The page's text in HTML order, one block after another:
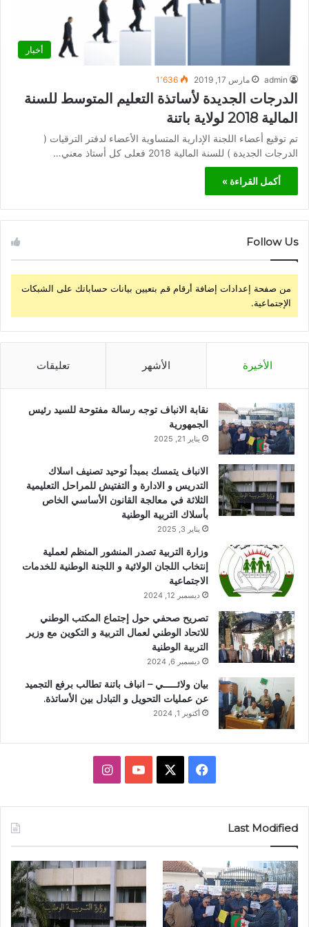
أخبار
admin مارس 17, 2019 1٬636
الدرجات الجديدة لأساتذة التعليم المتوسط للسنة
المالية 2018 لولاية باتنة
تم توقيع أعضاء اللجنة الإدارية المتساوية الأعضاء لدفتر الترقيات (
الدرجات الجديدة ) للسنة المالية 2018 فعلى كل أستاذ معني…
أكمل القراءة »
Follow Us
من صفحة إعدادات إضافة أرقام قم بتعيين بيانات حساباتك على الشبكات
الإجتماعية.
الأخيرة الأشهر تعليقات
نقابة الانباف توجه رسالة مفتوحة للسيد رئيس
الجمهورية
يناير 21, 2025
الانباف يتمسك بمبدأ توحيد تصنيف اسلاك
التدريس و الادارة و التفتيش للمراحل التعليمية
الثلاثة في معالجة القانون الأساسي الخاص
بأسلاك التربية الوطنية
يناير 3, 2025
وزارة التربية تصدر المنشور المنظم لعملية
إنتخاب اللجان الولائية و اللجنة الوطنية للخدمات
الاجتماعية
ديسمبر 12, 2024
تصريح صحفي حول إجتماع المكتب الوطني
للاتحاد الوطني لعمال التربية و التكوين مع وزير
التربية الوطنية
ديسمبر 6, 2024
بيان ولائـــــي – انباف باتنة تطالب برفع التجميد
عن عمليات التحويل و التبادل بين الأساتذة.
أكتوبر 1, 2024
و
ك
ب
ر
Last Modified